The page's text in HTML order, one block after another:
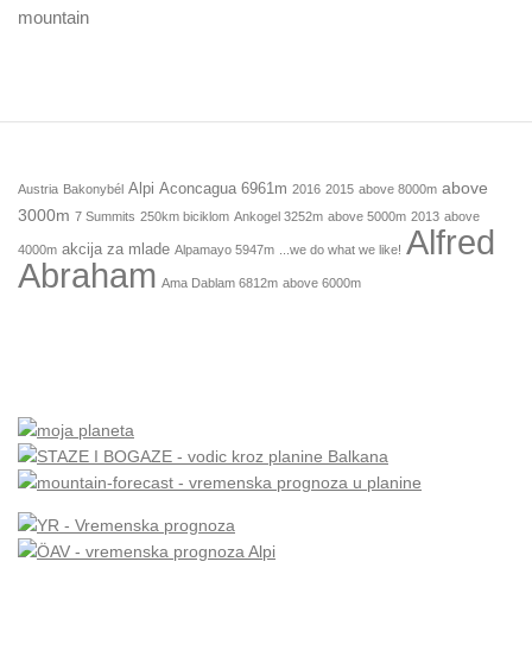
mountain
Austria Bakonybél Alpi Aconcagua 6961m 2016 2015 above 8000m above
3000m 7 Summits 250km biciklom Ankogel 3252m above 5000m 2013 above
4000m akcija za mlade Alpamayo 5947m ...we do what we like! Alfred
Abraham Ama Dablam 6812m above 6000m